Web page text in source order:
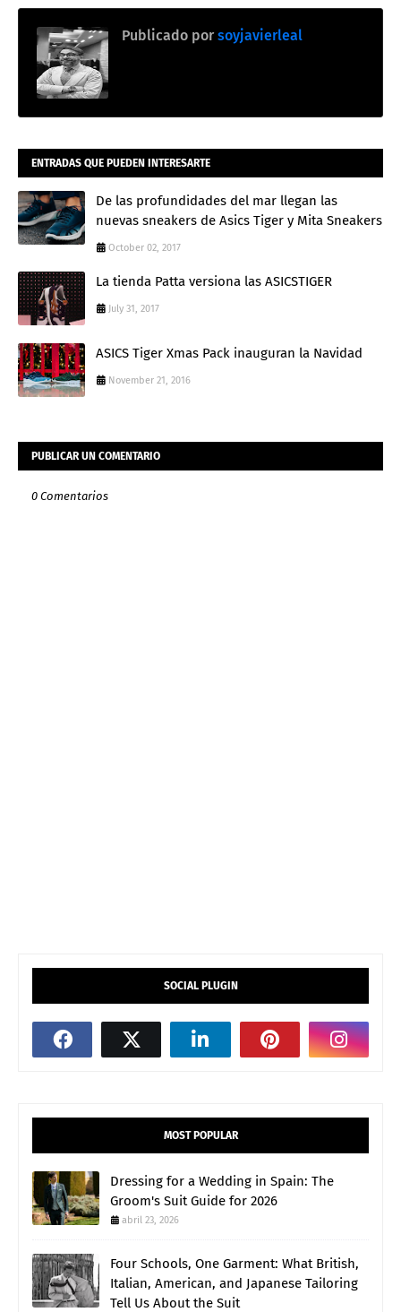
Publicado por soyjavierleal
ENTRADAS QUE PUEDEN INTERESARTE
De las profundidades del mar llegan las
nuevas sneakers de Asics Tiger y Mita Sneakers
October 02, 2017
La tienda Patta versiona las ASICSTIGER
July 31, 2017
ASICS Tiger Xmas Pack inauguran la Navidad
November 21, 2016
PUBLICAR UN COMENTARIO
0 Comentarios
SOCIAL PLUGIN
MOST POPULAR
Dressing for a Wedding in Spain: The
Groom's Suit Guide for 2026
abril 23, 2026
Four Schools, One Garment: What British,
Italian, American, and Japanese Tailoring
Tell Us About the Suit